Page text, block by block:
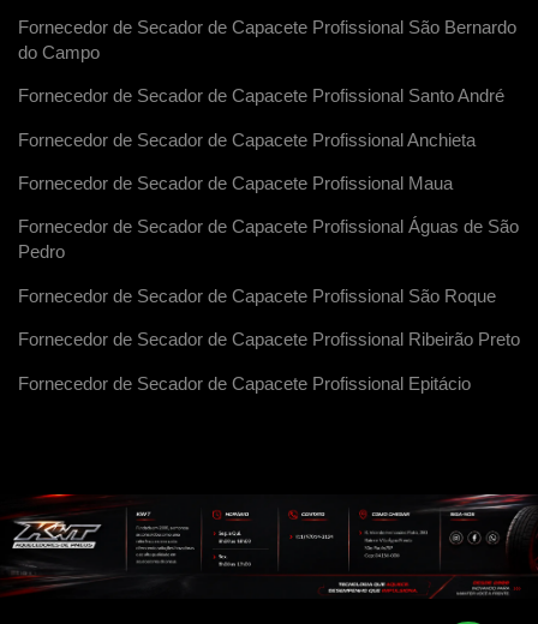
Fornecedor de Secador de Capacete Profissional São Bernardo
do Campo
Fornecedor de Secador de Capacete Profissional Santo André
Fornecedor de Secador de Capacete Profissional Anchieta
Fornecedor de Secador de Capacete Profissional Maua
Fornecedor de Secador de Capacete Profissional Águas de São
Pedro
Fornecedor de Secador de Capacete Profissional São Roque
Fornecedor de Secador de Capacete Profissional Ribeirão Preto
Fornecedor de Secador de Capacete Profissional Epitácio